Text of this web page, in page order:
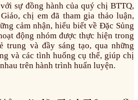
sự đồng hành của quý chị BTTQ,
chị em đã tham gia thảo luận,
cảm nhận, hiểu biết về Đặc Sủng
động nhóm được thực hiện trong
trung và đầy sáng tạo, qua những
và các tình huống cụ thể, giúp chị
trên hành trình huấn luyện.